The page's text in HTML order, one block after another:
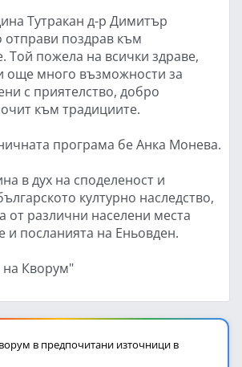
Тутракан д-р Димитър
поздрав към
Той пожела на всички здраве,
още много възможности за
с приятелство, добро
към традициите.
програма бе Анка Монева.
в дух на споделеност и
културно наследство,
от различни населени места
и посланията на Еньовден.
на Кворум"
в предпочитани източници в